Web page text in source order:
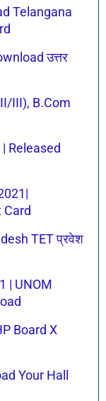
Telangana
उत्तर
III), B.Com
Released
Card
TET प्रवेश
| UNOM
Board X
Your Hall